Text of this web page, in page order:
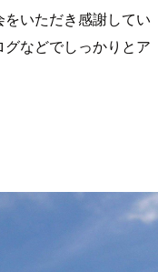
いただき感謝してい
などでしっかりとア